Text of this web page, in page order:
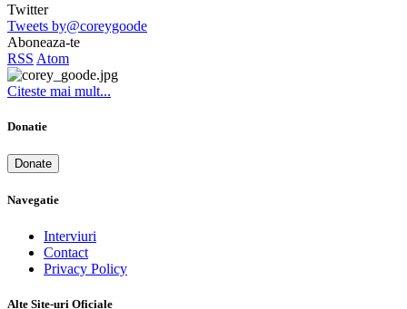
Twitter
Tweets by@coreygoode
Aboneaza-te
RSS Atom
Citeste mai mult...
Donatie
Donate
Navegatie
Interviuri
Contact
Privacy Policy
Alte Site-uri Oficiale